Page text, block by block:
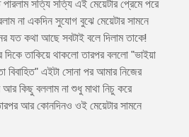
সত্যি সত্যি এই মেয়েটার প্রেমে পরে
না একদিন সুযোগ বুঝে মেয়েটার সামনে
যত কথা আছে সবটাই বলে দিলাম তাকে!
দিকে তাকিয়ে থাকলো তারপর বললো "ভাইয়া
এইটা সোনা পর আমার নিজের
কিছু বললাম না শুধু মাথা নিচু করে
আর কোনদিনও ওই মেয়েটার সামনে